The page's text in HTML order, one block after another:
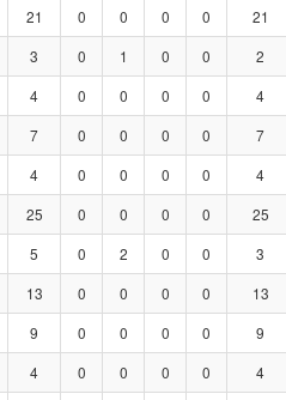
21 0 0 0 0 21
3 0 1 0 0 2
4 0 0 0 0 4
7 0 0 0 0 7
4 0 0 0 0 4
25 0 0 0 0 25
5 0 2 0 0 3
13 0 0 0 0 13
9 0 0 0 0 9
4 0 0 0 0 4